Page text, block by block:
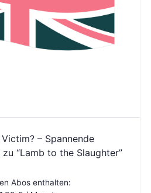
– Spannende
“Lamb to the Slaughter”
Abos enthalten: